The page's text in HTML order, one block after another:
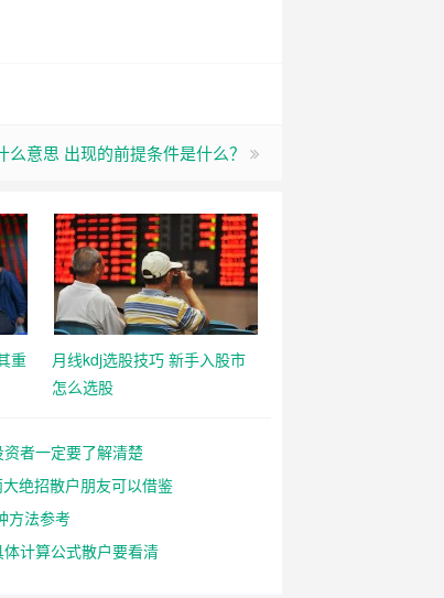
么意思 出现的前提条件是什么？
重
月线kdj选股技巧 新手入股市
怎么选股
者一定要了解清楚
绝招散户朋友可以借鉴
方法参考
计算公式散户要看清